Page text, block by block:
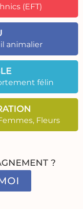
(EFT)
animalier
félin
Fleurs
?